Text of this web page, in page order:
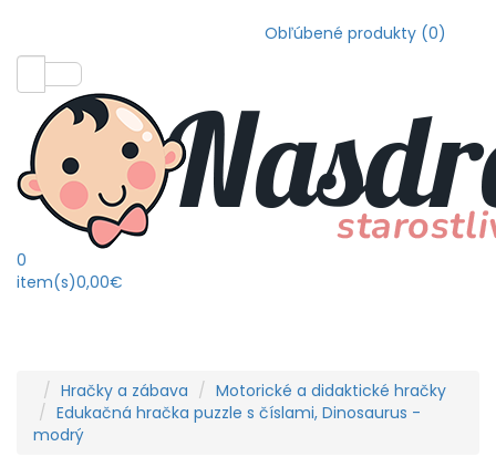
Obľúbené produkty (0)
0
item(s)0,00€
Hračky a zábava
Motorické a didaktické hračky
Edukačná hračka puzzle s číslami, Dinosaurus -
modrý